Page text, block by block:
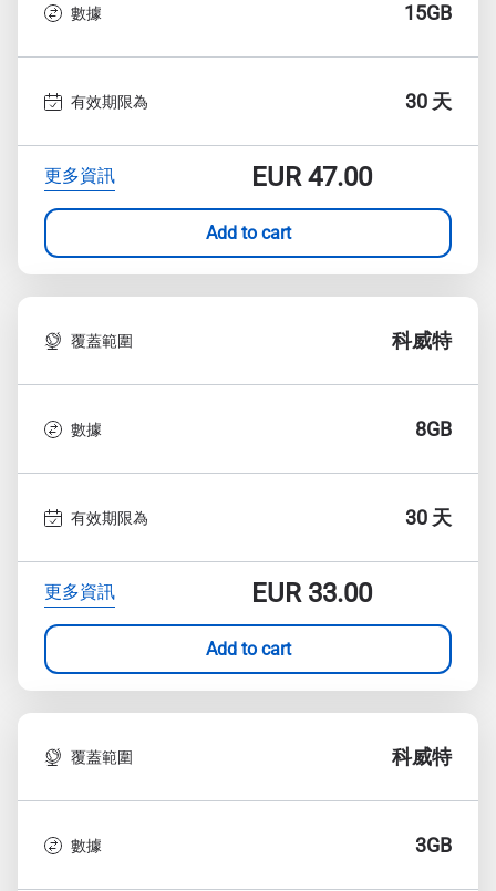
數據 15GB
有效期限為 30 天
更多資訊 EUR47.00
Add to cart
覆蓋範圍 科威特
數據 8GB
有效期限為 30 天
更多資訊 EUR33.00
Add to cart
覆蓋範圍 科威特
數據 3GB